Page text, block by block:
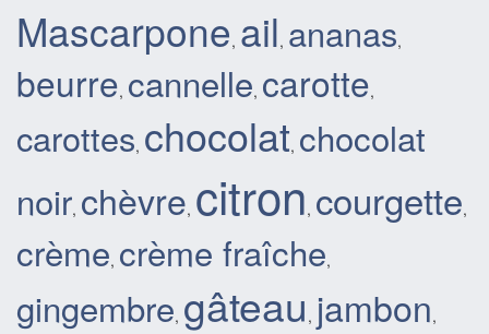
Mascarpone, ail, ananas,
beurre, cannelle, carotte,
carottes, chocolat, chocolat
noir, chèvre, citron, courgette,
crème, crème fraîche,
gingembre, gâteau , jambon,